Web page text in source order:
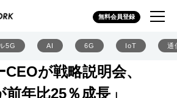
無料会員登録
5G AI 6G IoT 通
が戦略説明会、
前年比25％成長」